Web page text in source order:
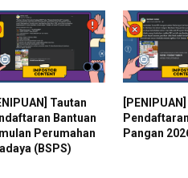
Tautan
Bantuan
Perumahan
(BSPS)
Pangan